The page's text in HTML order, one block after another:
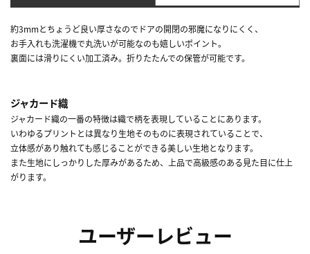
約3mmとちょうど良い厚さなのでドアの開閉の邪魔になりにくく、
お手入れも洗濯機で丸洗いが可能なのも嬉しいポイント。
裏面には滑りにくい加工済み。折りたたんでの保管が可能です。
ジャカード織
ジャカード織の一番の特徴は織で柄を表現していることにあります。
いわゆるプリントとは異なり生地そのものに表現されていることで、
立体感があり触れても感じることができる美しい生地となります。
また生地にしっかりした厚みがあるため、上品で高級感のある見た目に仕上
がります。
ユーザーレビュー